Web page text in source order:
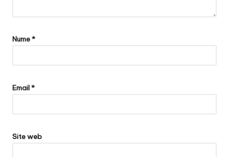
Nume*
Email*
Site web